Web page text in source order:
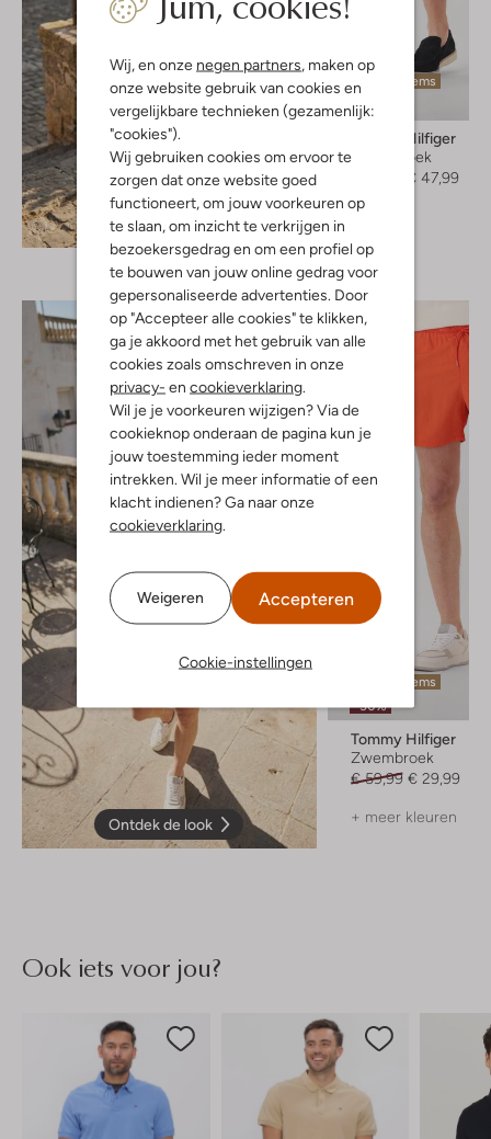
Wij, en onze negen partners , maken op
onze website gebruik van cookies en
vergelijkbare technieken (gezamenlijk:
"cookies").
Wij gebruiken cookies om ervoor te
zorgen dat onze website goed
functioneert, om jouw voorkeuren op
te slaan, om inzicht te verkrijgen in
bezoekersgedrag en om een profiel op
te bouwen van jouw online gedrag voor
gepersonaliseerde advertenties. Door
op "Accepteer alle cookies" te klikken,
ga je akkoord met het gebruik van alle
cookies zoals omschreven in onze
privacy- en cookieverklaring
Wil je je voorkeuren wijzigen? Via de
cookieknop onderaan de pagina kun je
jouw toestemming ieder moment
intrekken. Wil je meer informatie of een
klacht indienen? Ga naar onze
cookieverklaring
Weigeren Accepteren
Cookie-instellingen
Ontdek de look
Laatste items
-40%
Tommy Hilfiger
Korte broek
€ 47,99
Ontdek de look
Laatste items
-50%
Tommy Hilfiger
Zwembroek
€ 59,99 € 29,99
+ meer kleuren
Ook iets voor jou?